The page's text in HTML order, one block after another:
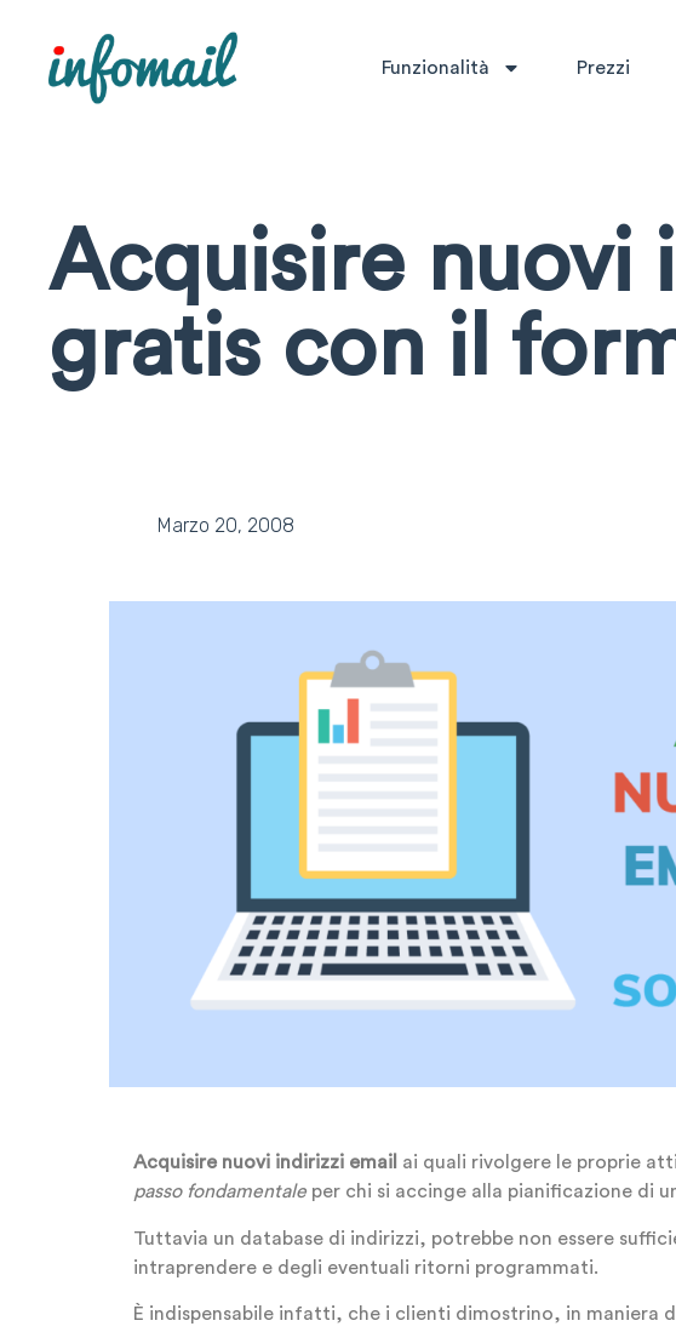
Funzionalità Prezzi
Acquisire nuovi
gratis con il
Marzo 20, 2008
Acquisire nuovi indirizzi email ai quali rivolgere le proprie
passo fondamentale per chi si accinge alla pianificazione di
Tuttavia un database di indirizzi, potrebbe non essere
intraprendere e degli eventuali ritorni programmati.
È indispensabile infatti, che i clienti dimostrino, in maniera